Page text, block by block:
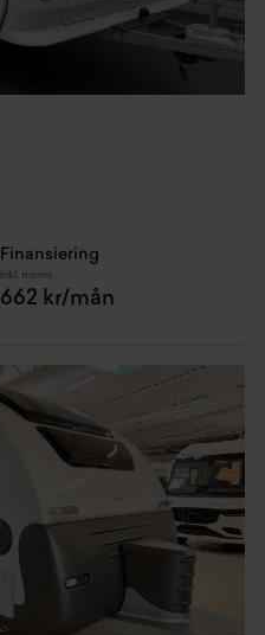
Finansiering
Inkl. moms
662 kr/mån